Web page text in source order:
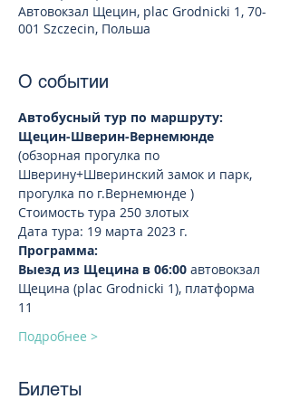
Автовокзал Щецин, plac Grodnicki 1, 70-
001 Szczecin, Польша
О событии
Автобусный тур по маршруту:
Щецин-Шверин-Вернемюнде
(обзорная прогулка по
Шверину+Шверинский замок и парк,
прогулка по г.Вернемюнде )
Стоимость тура 250 злотых
Дата тура: 19 марта 2023 г.
Программа:
Выезд из Щецина в 06:00 автовокзал
Щецина (plac Grodnicki 1), платформа
11
Подробнее >
Билеты